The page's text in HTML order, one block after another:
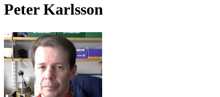
Peter Karlsson